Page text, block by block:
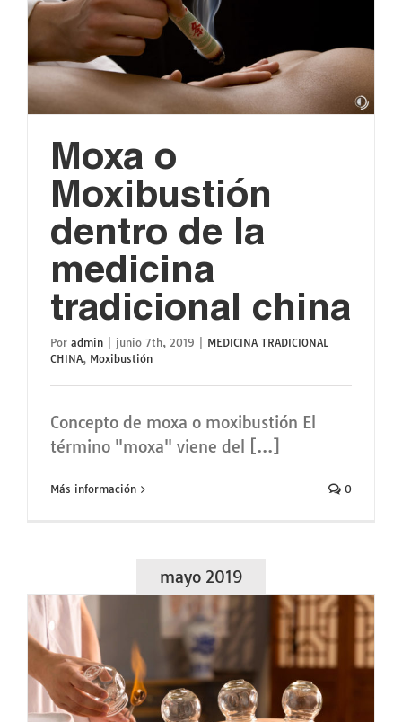
Moxa o
Moxibustión
dentro de la
medicina
tradicional china
Por admin junio 7th, 2019
MEDICINA TRADICIONAL
CHINA, Moxibustión
Concepto de moxa o moxibustión El
término "moxa" viene del [...]
Más información 0
mayo 2019